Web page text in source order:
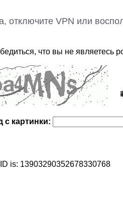
отключите VPN или
что вы не являетесь
с картинки:
is: 13903290352678330768